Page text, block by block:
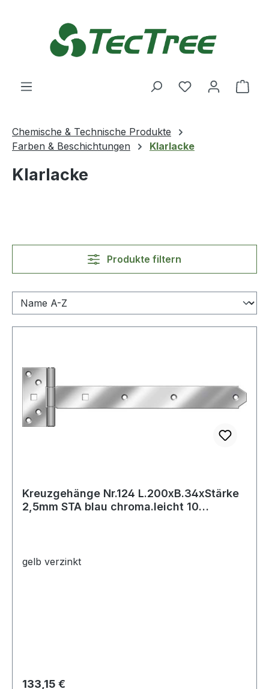
Du hast 0
Chemische & Technische Produkte
Farben & Beschichtungen
Klarlacke
Klarlacke
Produkte filtern
Kreuzgehänge Nr.124 L.200xB.34xStärke
2,5mm STA blau chroma.leicht 10
gelb verzinkt
Regulärer Preis:
133,15 €